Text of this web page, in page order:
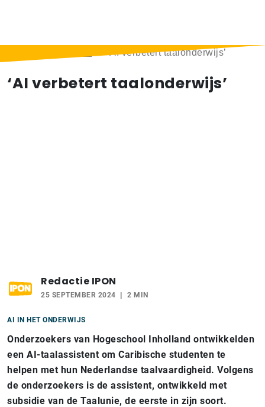
‘AI verbetert taalonderwijs’
‘AI verbetert taalonderwijs’
Redactie IPON
25 SEPTEMBER 2024 2 MIN
AI IN HET ONDERWIJS
Onderzoekers van Hogeschool Inholland ontwikkelden
een AI-taalassistent om Caribische studenten te
helpen met hun Nederlandse taalvaardigheid. Volgens
de onderzoekers is de assistent, ontwikkeld met
subsidie van de Taalunie, de eerste in zijn soort.